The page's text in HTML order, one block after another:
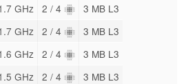
GHz 2 / 4 3 MB L3
GHz 2 / 4 3 MB L3
GHz 2 / 4 3 MB L3
GHz 2 / 4 3 MB L3